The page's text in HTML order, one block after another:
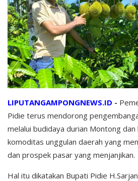
LIPUTANGAMPONGNEWS.ID -
Pidie terus mendorong
melalui budidaya durian Montong
komoditas unggulan daerah yang
dan prospek pasar yang menjanjikan.
Hal itu dikatakan Bupati Pidie